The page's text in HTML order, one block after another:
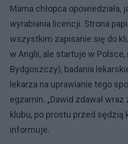
Mama chłopca opowiedziała,
wyrabiania licencji. Strona
wszystkim zapisanie się do
w Anglii, ale startuje w Polsce,
Bydgoszczy), badania
lekarza na uprawianie tego
egzamin. „Dawid zdawał
klubu, po prostu przed sędzią
informuje.